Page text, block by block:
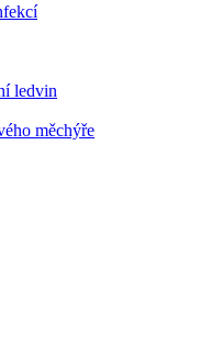
ledvin
měchýře